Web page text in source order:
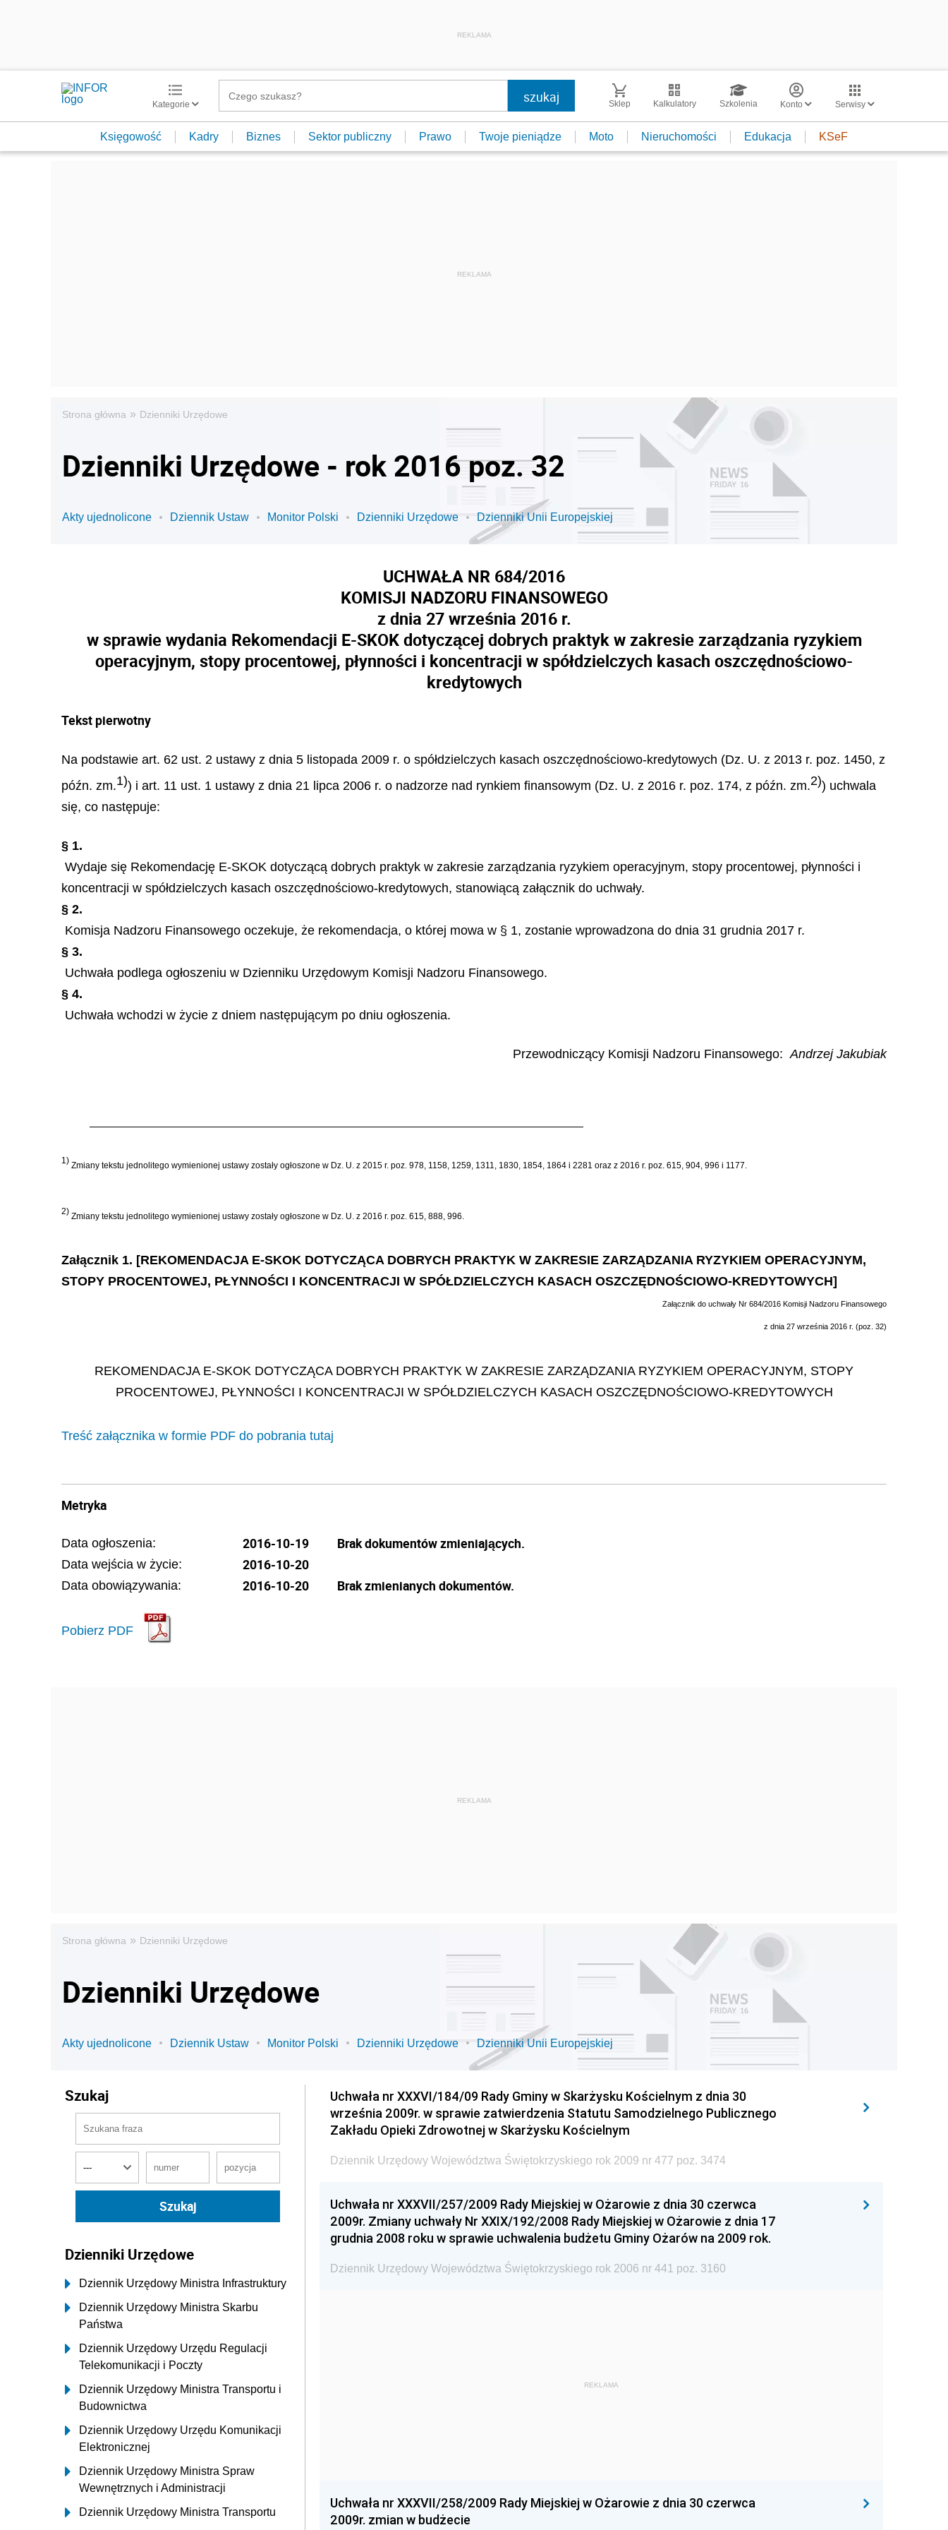
REKLAMA
Kategorie Sklep Kalkulatory Szkolenia Konto Serwisy
Księgowość Kadry Biznes Sektor publiczny Prawo Twoje pieniądze Moto Nieruchomości Edukacja KSeF
Strona główna » Dzienniki Urzędowe
Dzienniki Urzędowe - rok 2016 poz. 32
Akty ujednolicone Dziennik Ustaw Monitor Polski Dzienniki Urzędowe Dzienniki Unii Europejskiej
UCHWAŁA NR 684/2016
KOMISJI NADZORU FINANSOWEGO
z dnia 27 września 2016 r.
w sprawie wydania Rekomendacji E-SKOK dotyczącej dobrych praktyk w zakresie zarządzania ryzykiem
operacyjnym, stopy procentowej, płynności i koncentracji w spółdzielczych kasach oszczędnościowo-
kredytowych
Tekst pierwotny
Na podstawie art. 62 ust. 2 ustawy z dnia 5 listopada 2009 r. o spółdzielczych kasach oszczędnościowo-kredytowych (Dz. U. z 2013 r. poz. 1450, z
późn. zm.1)) i art. 11 ust. 1 ustawy z dnia 21 lipca 2006 r. o nadzorze nad rynkiem finansowym (Dz. U. z 2016 r. poz. 174, z późn. zm.2)) uchwala
się, co następuje:
§ 1.
Wydaje się Rekomendację E-SKOK dotyczącą dobrych praktyk w zakresie zarządzania ryzykiem operacyjnym, stopy procentowej, płynności i
koncentracji w spółdzielczych kasach oszczędnościowo-kredytowych, stanowiącą załącznik do uchwały.
§ 2.
Komisja Nadzoru Finansowego oczekuje, że rekomendacja, o której mowa w § 1, zostanie wprowadzona do dnia 31 grudnia 2017 r.
§ 3.
Uchwała podlega ogłoszeniu w Dzienniku Urzędowym Komisji Nadzoru Finansowego.
§ 4.
Uchwała wchodzi w życie z dniem następującym po dniu ogłoszenia.
Przewodniczący Komisji Nadzoru Finansowego: Andrzej Jakubiak
1) Zmiany tekstu jednolitego wymienionej ustawy zostały ogłoszone w Dz. U. z 2015 r. poz. 978, 1158, 1259, 1311, 1830, 1854, 1864 i 2281 oraz z 2016 r. poz. 615, 904, 996 i 1177.
2) Zmiany tekstu jednolitego wymienionej ustawy zostały ogłoszone w Dz. U. z 2016 r. poz. 615, 888, 996.
Załącznik 1. [REKOMENDACJA E-SKOK DOTYCZĄCA DOBRYCH PRAKTYK W ZAKRESIE ZARZĄDZANIA RYZYKIEM OPERACYJNYM,
STOPY PROCENTOWEJ, PŁYNNOŚCI I KONCENTRACJI W SPÓŁDZIELCZYCH KASACH OSZCZĘDNOŚCIOWO-KREDYTOWYCH]
Załącznik do uchwały Nr 684/2016 Komisji Nadzoru Finansowego
z dnia 27 września 2016 r. (poz. 32)
REKOMENDACJA E-SKOK DOTYCZĄCA DOBRYCH PRAKTYK W ZAKRESIE ZARZĄDZANIA RYZYKIEM OPERACYJNYM, STOPY
PROCENTOWEJ, PŁYNNOŚCI I KONCENTRACJI W SPÓŁDZIELCZYCH KASACH OSZCZĘDNOŚCIOWO-KREDYTOWYCH
Treść załącznika w formie PDF do pobrania tutaj
Metryka
Data ogłoszenia: 2016-10-19
Data wejścia w życie: 2016-10-20
Data obowiązywania: 2016-10-20
Pobierz PDF
Brak dokumentów zmieniających.
Brak zmienianych dokumentów.
Strona główna » Dzienniki Urzędowe
Dzienniki Urzędowe
Akty ujednolicone Dziennik Ustaw Monitor Polski Dzienniki Urzędowe Dzienniki Unii Europejskiej
Szukaj
Dzienniki Urzędowe
Dziennik Urzędowy Ministra Infrastruktury
Dziennik Urzędowy Ministra Skarbu
Państwa
Dziennik Urzędowy Urzędu Regulacji
Telekomunikacji i Poczty
Dziennik Urzędowy Ministra Transportu i
Budownictwa
Dziennik Urzędowy Urzędu Komunikacji
Elektronicznej
Dziennik Urzędowy Ministra Spraw
Wewnętrznych i Administracji
Dziennik Urzędowy Ministra Transportu
Uchwała nr XXXVI/184/09 Rady Gminy w Skarżysku Kościelnym z dnia 30
września 2009r. w sprawie zatwierdzenia Statutu Samodzielnego Publicznego
Zakładu Opieki Zdrowotnej w Skarżysku Kościelnym
Dziennik Urzędowy Województwa Świętokrzyskiego rok 2009 nr 477 poz. 3474
Uchwała nr XXXVII/257/2009 Rady Miejskiej w Ożarowie z dnia 30 czerwca
2009r. Zmiany uchwały Nr XXIX/192/2008 Rady Miejskiej w Ożarowie z dnia 17
grudnia 2008 roku w sprawie uchwalenia budżetu Gminy Ożarów na 2009 rok.
Dziennik Urzędowy Województwa Świętokrzyskiego rok 2006 nr 441 poz. 3160
REKLAMA
Uchwała nr XXXVII/258/2009 Rady Miejskiej w Ożarowie z dnia 30 czerwca
2009r. zmian w budżecie